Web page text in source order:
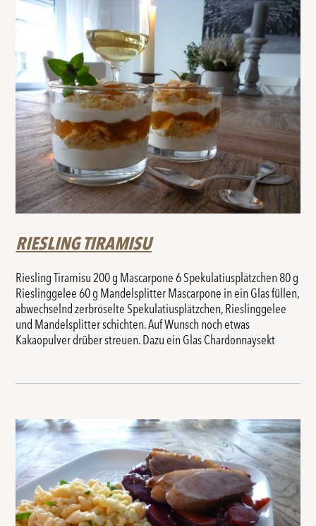
RIESLING TIRAMISU
Riesling Tiramisu 200 g Mascarpone 6 Spekulatiusplätzchen 80 g
Rieslinggelee 60 g Mandelsplitter Mascarpone in ein Glas füllen,
abwechselnd zerbröselte Spekulatiusplätzchen, Rieslinggelee
und Mandelsplitter schichten. Auf Wunsch noch etwas
Kakaopulver drüber streuen. Dazu ein Glas Chardonnaysekt